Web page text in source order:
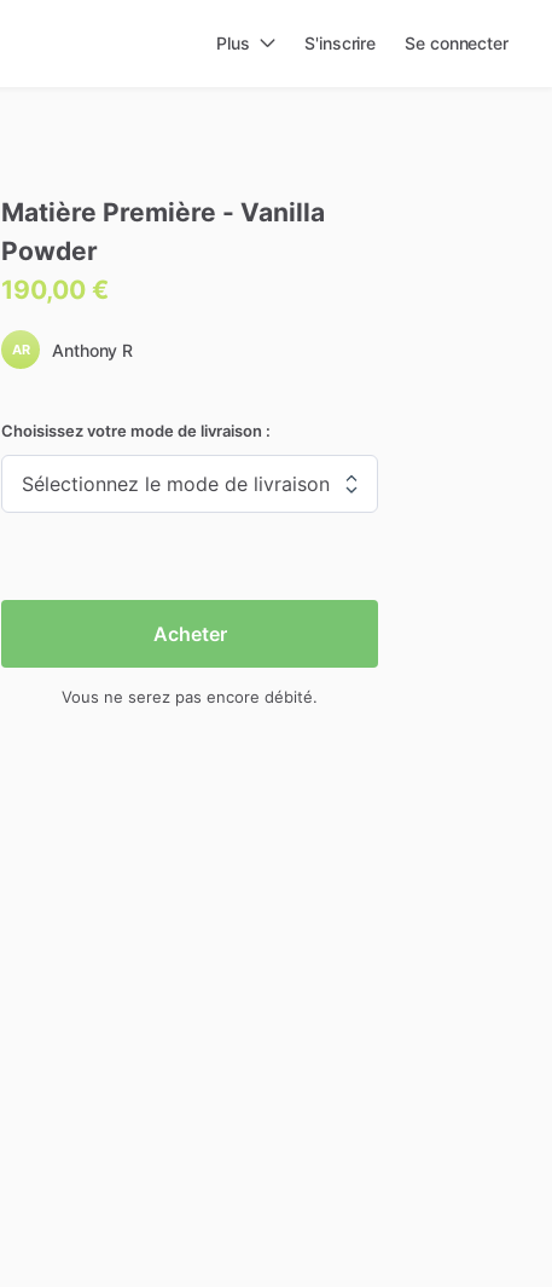
Plus S'inscrire Se connecter
Matière Première - Vanilla
Powder
190,00 €
AR Anthony R
Choisissez votre mode de livraison :
Acheter
Vous ne serez pas encore débité.